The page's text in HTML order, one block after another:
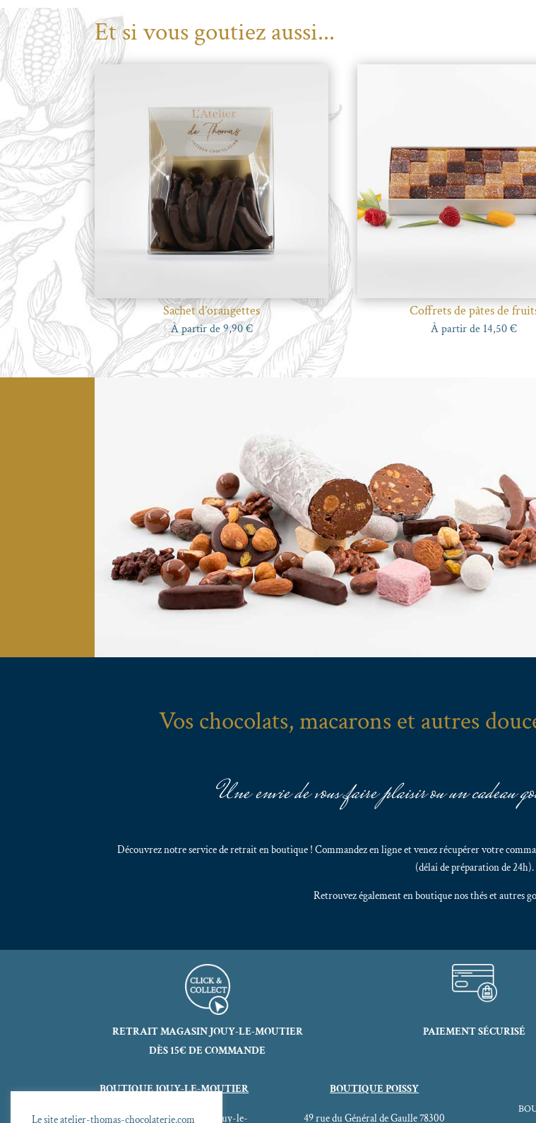
Et si vous goutiez aussi...
Sachet d’orangettes
À partir de9,90€
Coffrets de pâtes de
À partir de 14,50€
Vos chocolats, macarons et autres
Une envie de vous faire plaisir ou un
Découvrez notre service de retrait en boutique ! Commandez en ligne et venez récupérer votre
(délai de préparation de 24h).
Retrouvez également en boutique nos thés et autres
RETRAIT MAGASIN JOUY-LE-MOUTIER
DÈS 15€ DE COMMANDE
PAIEMENT SÉCURISÉ
BOUTIQUE JOUY-LE-MOUTIER
1 place du Bien-Être 95280 Jouy-le-
BOUTIQUE POISSY
49 rue du Général de Gaulle 78300
Le site atelier-thomas-chocolaterie.com